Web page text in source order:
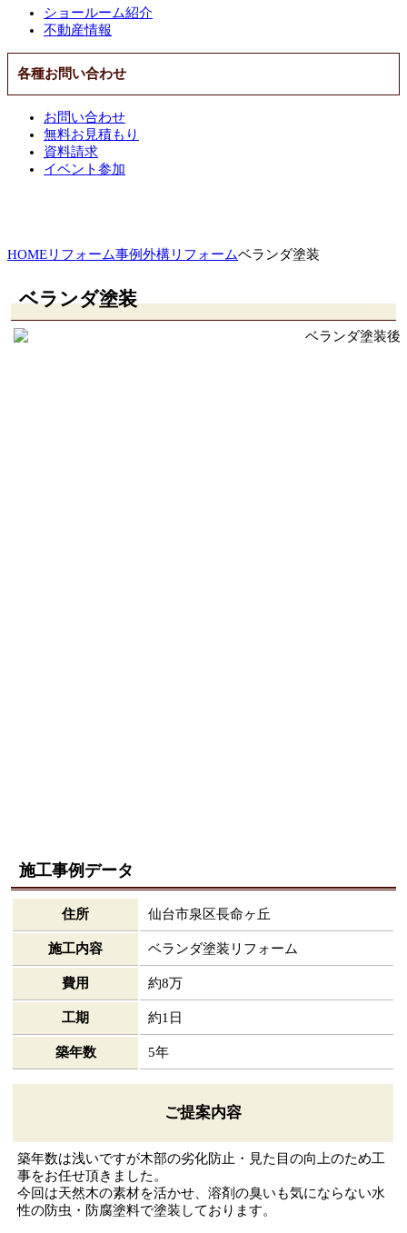
ショールーム紹介
不動産情報
各種お問い合わせ
お問い合わせ
無料お見積もり
資料請求
イベント参加
HOMEリフォーム事例外構リフォームベランダ塗装
ベランダ塗装
施工事例データ
住所 仙台市泉区長命ヶ丘
施工内容 ベランダ塗装リフォーム
費用 約8万
工期 約1日
築年数 5年
ご提案内容
築年数は浅いですが木部の劣化防止・見た目の向上のため工
事をお任せ頂きました。
今回は天然木の素材を活かせ、溶剤の臭いも気にならない水
性の防虫・防腐塗料で塗装しております。